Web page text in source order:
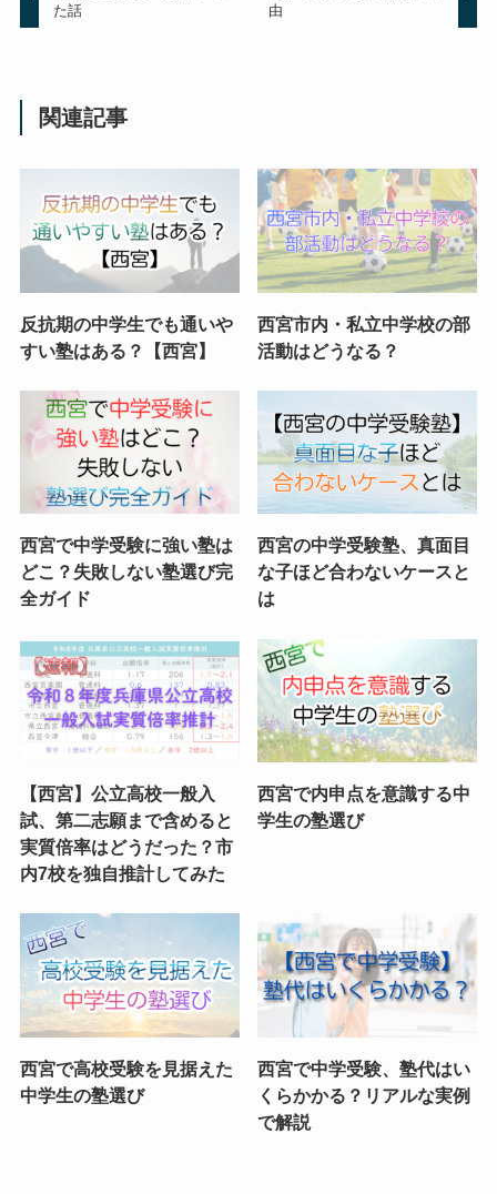
た話
由
関連記事
反抗期の中学生でも通いや
すい塾はある？【西宮】
西宮市内・私立中学校の部
活動はどうなる？
西宮で中学受験に強い塾は
どこ？失敗しない塾選び完
全ガイド
西宮の中学受験塾、真面目
な子ほど合わないケースと
は
【西宮】公立高校一般入
試、第二志願まで含めると
実質倍率はどうだった？市
内7校を独自推計してみた
西宮で内申点を意識する中
学生の塾選び
西宮で高校受験を見据えた
中学生の塾選び
西宮で中学受験、塾代はい
くらかかる？リアルな実例
で解説